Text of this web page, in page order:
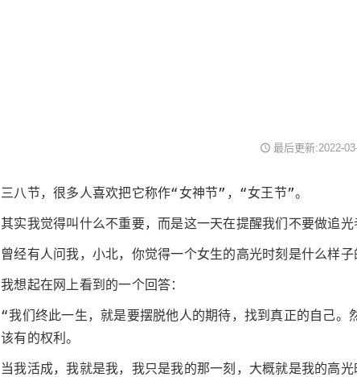
最后更新:2022-
三八节，很多人喜欢把它称作“女神节”，“女王节”。
其实我觉得叫什么不重要，而是这一天在提醒我们不要做追
曾经有人问我，小北，你觉得一个女生的高光时刻是什么样子
我想起在网上看到的一个回答：
“我们终此一生，就是要摆脱他人的期待，找到真正的自己
该有的权利。
当我活成，我就是我，我只是我的那一刻，大概就是我的高